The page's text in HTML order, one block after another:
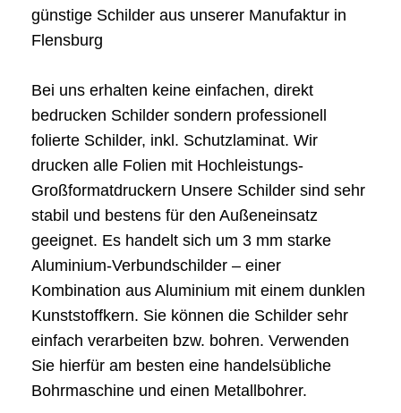
günstige Schilder aus unserer Manufaktur in
Flensburg
Bei uns erhalten keine einfachen, direkt
bedrucken Schilder sondern professionell
folierte Schilder, inkl. Schutzlaminat. Wir
drucken alle Folien mit Hochleistungs-
Großformatdruckern Unsere Schilder sind sehr
stabil und bestens für den Außeneinsatz
geeignet. Es handelt sich um 3 mm starke
Aluminium-Verbundschilder – einer
Kombination aus Aluminium mit einem dunklen
Kunststoffkern. Sie können die Schilder sehr
einfach verarbeiten bzw. bohren. Verwenden
Sie hierfür am besten eine handelsübliche
Bohrmaschine und einen Metallbohrer.